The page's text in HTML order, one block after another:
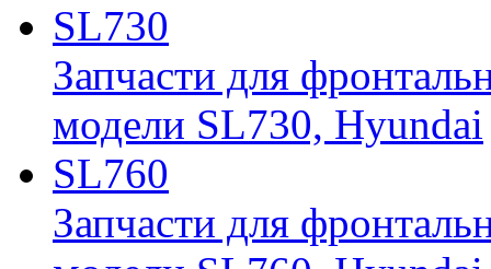
SL730
Запчасти для
модели SL730, Hyundai
SL760
Запчасти для